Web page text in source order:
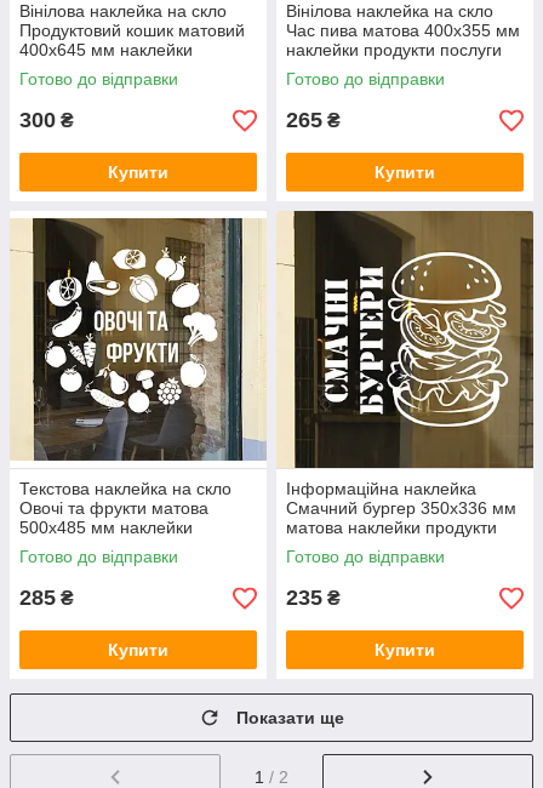
Вінілова наклейка на скло
Продуктовий кошик матовий
400х645 мм наклейки
продукти декор для бізнесу
Готово до відправки
300 ₴
Купити
Вінілова наклейка на скло
Час пива матова 400х355 мм
наклейки продукти послуги
декор для бізнесу
Готово до відправки
265 ₴
Купити
Текстова наклейка на скло
Овочі та фрукти матова
500х485 мм наклейки
продукти декор для бізнесу
Готово до відправки
285 ₴
Купити
Інформаційна наклейка
Смачний бургер 350x336 мм
матова наклейки продукти
послуги декор для бізнесу
Готово до відправки
235 ₴
Купити
Показати ще
1 / 2